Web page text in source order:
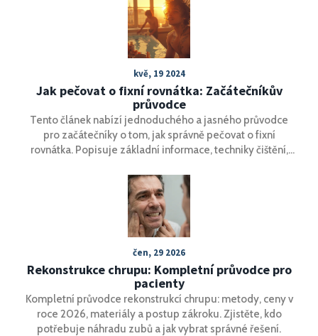
kvě, 19 2024
Jak pečovat o fixní rovnátka: Začátečníkův
průvodce
Tento článek nabízí jednoduchého a jasného průvodce
pro začátečníky o tom, jak správně pečovat o fixní
rovnátka. Popisuje základní informace, techniky čištění,
v případě nepříjemností. Pomůže lidem pochopit a zlepšit
svou dentální hygienu během léčby rovnátky.
čen, 29 2026
Rekonstrukce chrupu: Kompletní průvodce pro
pacienty
Kompletní průvodce rekonstrukcí chrupu: metody, ceny v
roce 2026, materiály a postup zákroku. Zjistěte, kdo
potřebuje náhradu zubů a jak vybrat správné řešení.